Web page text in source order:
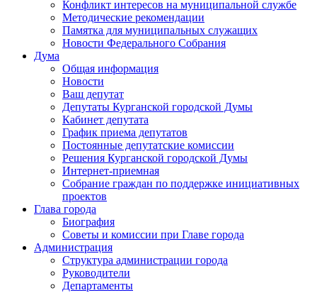
Конфликт интересов на муниципальной службе
Методические рекомендации
Памятка для муниципальных служащих
Новости Федерального Cобрания
Дума
Общая информация
Новости
Ваш депутат
Депутаты Курганской городской Думы
Кабинет депутата
График приема депутатов
Постоянные депутатские комиссии
Решения Курганской городской Думы
Интернет-приемная
Собрание граждан по поддержке инициативных
проектов
Глава города
Биография
Советы и комиссии при Главе города
Администрация
Структура администрации города
Руководители
Департаменты